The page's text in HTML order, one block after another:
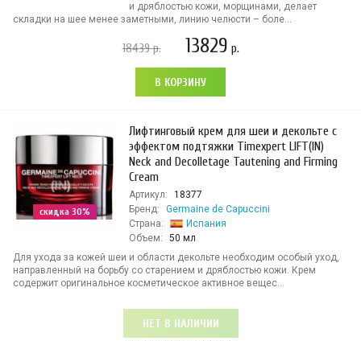
и дряблостью кожи, морщинами, делает
складки на шее менее заметными, линию челюсти – боле...
18439р. 13829 р.
В КОРЗИНУ
скидка 30%
Лифтинговый крем для шеи и декольте с
эффектом подтяжки Timexpert LIFT(IN)
Neck and Decolletage Tautening and Firming
Cream
Артикул:
18377
Бренд:
Germaine de Capuccini
Страна:
Испания
Объем:
50 мл
Для ухода за кожей шеи и области декольте необходим особый уход,
направленный на борьбу со старением и дряблостью кожи. Крем
содержит оригинальное косметическое активное вещес...
НЕТ В НАЛИЧИИ